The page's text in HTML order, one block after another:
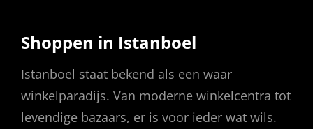
Shoppen in Istanboel
Istanboel staat bekend als een waar
winkelparadijs. Van moderne winkelcentra tot
levendige bazaars, er is voor ieder wat wils.